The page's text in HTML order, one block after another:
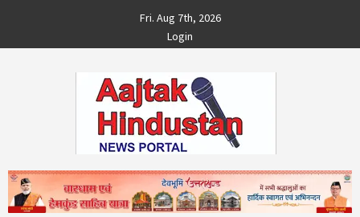
content
Fri. Aug 7th, 2026
Login